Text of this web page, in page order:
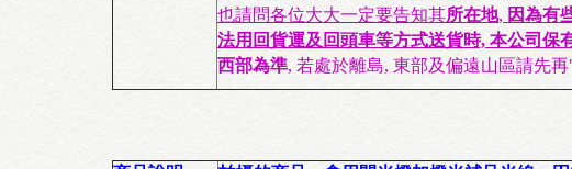
也請問各位大大一定要告知其所在地, 因為有
法用回貨運及回頭車等方式送貨時, 本公司保
西部為準, 若處於離島, 東部及偏遠山區請先